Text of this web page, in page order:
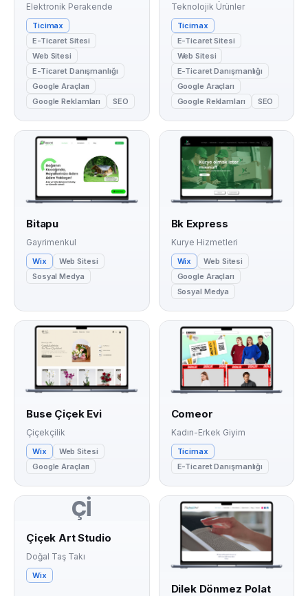
Elektronik Perakende
Ticimax
E-Ticaret Sitesi
Web Sitesi
E-Ticaret Danışmanlığı
Google Araçları
Google Reklamları
SEO
Teknolojik Ürünler
Ticimax
E-Ticaret Sitesi
Web Sitesi
E-Ticaret Danışmanlığı
Google Araçları
Google Reklamları
SEO
Bitapu
Gayrimenkul
Wix
Web Sitesi
Sosyal Medya
Bk Express
Kurye Hizmetleri
Wix
Web Sitesi
Google Araçları
Sosyal Medya
Buse Çiçek Evi
Çiçekçilik
Wix
Web Sitesi
Google Araçları
Comeor
Kadın-Erkek Giyim
Ticimax
E-Ticaret Danışmanlığı
Çİ
Çiçek Art Studio
Doğal Taş Takı
Wix
Dilek Dönmez Polat